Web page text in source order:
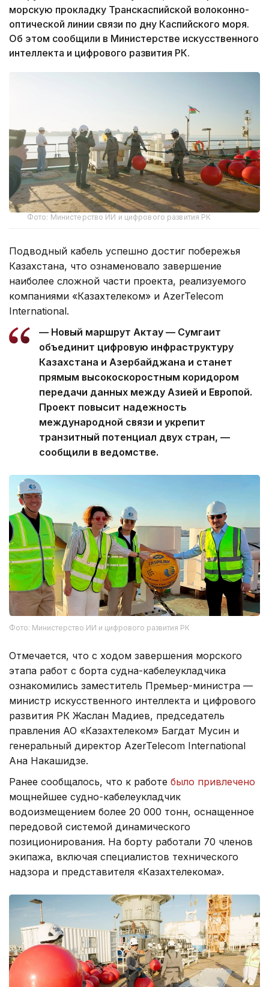
морскую прокладку Транскаспийской волоконно-
оптической линии связи по дну Каспийского моря.
Об этом сообщили в Министерстве искусственного
интеллекта и цифрового развития РК.
Фото: Министерство ИИ и цифрового развития РК
Подводный кабель успешно достиг побережья
Казахстана, что ознаменовало завершение
наиболее сложной части проекта, реализуемого
компаниями «Казахтелеком» и AzerTelecom
International.
— Новый маршрут Актау — Сумгаит
объединит цифровую инфраструктуру
Казахстана и Азербайджана и станет
прямым высокоскоростным коридором
передачи данных между Азией и Европой.
Проект повысит надежность
международной связи и укрепит
транзитный потенциал двух стран, —
сообщили в ведомстве.
Фото: Министерство ИИ и цифрового развития РК
Отмечается, что с ходом завершения морского
этапа работ с борта судна-кабелеукладчика
ознакомились заместитель Премьер-министра —
министр искусственного интеллекта и цифрового
развития РК Жаслан Мадиев, председатель
правления АО «Казахтелеком» Багдат Мусин и
генеральный директор AzerTelecom International
Ана Накашидзе.
Ранее сообщалось, что к работе было привлечено
мощнейшее судно-кабелеукладчик
водоизмещением более 20 000 тонн, оснащенное
передовой системой динамического
позиционирования. На борту работали 70 членов
экипажа, включая специалистов технического
надзора и представителя «Казахтелекома».